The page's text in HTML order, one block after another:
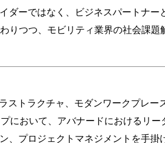
ダーではなく、ビジネスパートナー
りつつ、モビリティ業界の社会課題
ストラクチャ、モダンワークプレー
において、アバナードにおけるリー
プロジェクトマネジメントを手掛